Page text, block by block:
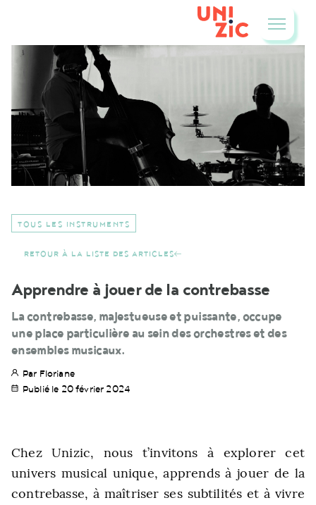
TOUS LES INSTRUMENTS
RETOUR À LA LISTE DES ARTICLES
Apprendre à jouer de la contrebasse
La contrebasse, majestueuse et puissante, occupe
une place particulière au sein des orchestres et des
ensembles musicaux.
Par Floriane
Publié le 20 février 2024
Chez Unizic, nous t’invitons à explorer cet
univers musical unique, apprends à jouer de la
contrebasse, à maîtriser ses subtilités et à vivre